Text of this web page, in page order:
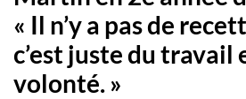
« Il n’y a pas de
c’est juste du travail
volonté. »